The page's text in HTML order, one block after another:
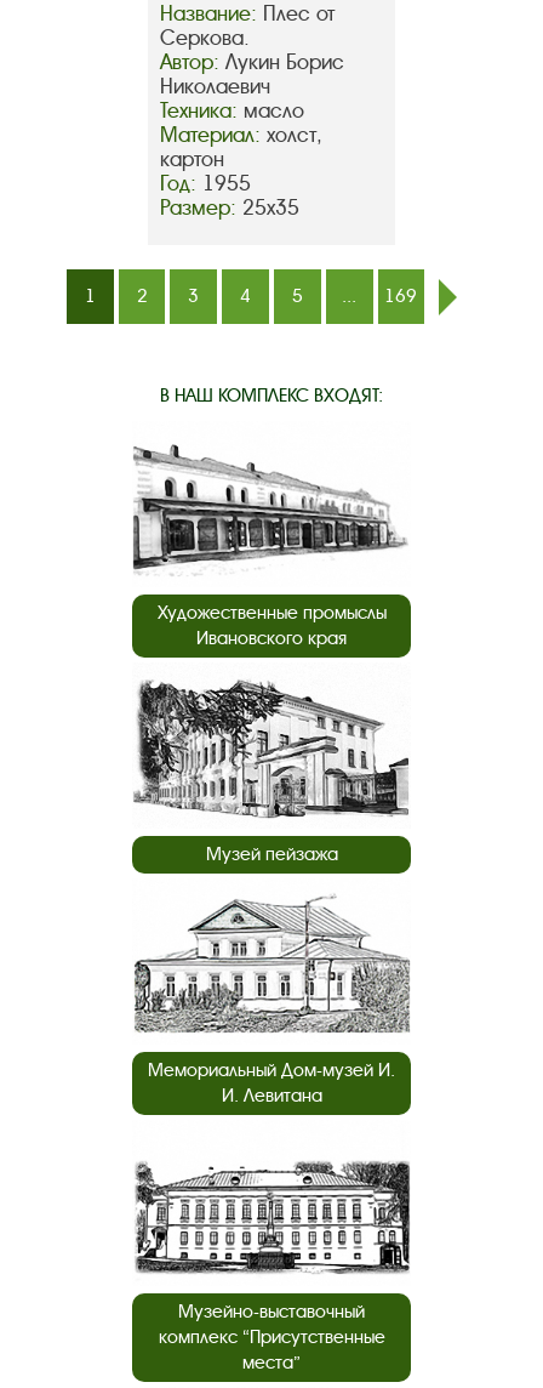
Название: Плес от
Серкова.
Автор: Лукин Борис
Николаевич
Техника: масло
Материал: холст,
картон
Год: 1955
Размер: 25х35
1 2 3 4 5 ...
169
В НАШ КОМПЛЕКС ВХОДЯТ:
Художественные промыслы
Ивановского края
Музей пейзажа
Мемориальный Дом-музей И.
И. Левитана
Музейно-выставочный
комплекс “Присутственные
места”